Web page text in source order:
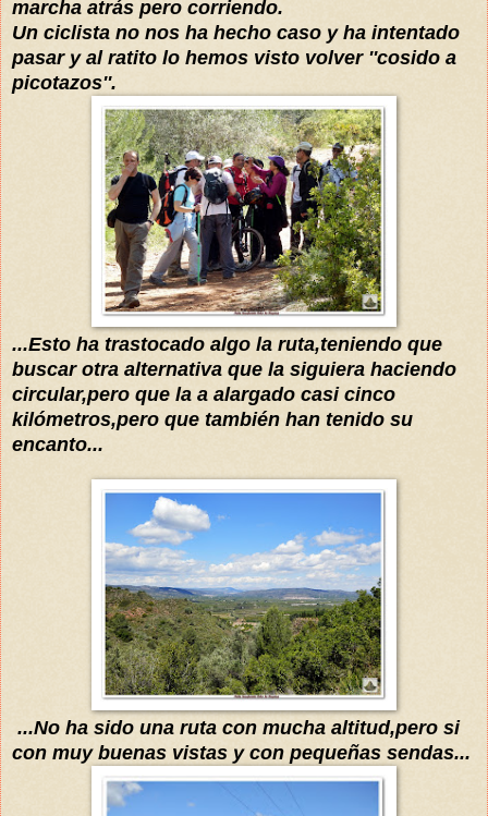
marcha atrás pero corriendo.
Un ciclista no nos ha hecho caso y ha intentado
pasar y al ratito lo hemos visto volver ''cosido a
picotazos''.
...Esto ha trastocado algo la ruta,teniendo que
buscar otra alternativa que la siguiera haciendo
circular,pero que la a alargado casi cinco
kilómetros,pero que también han tenido su
encanto...
...No ha sido una ruta con mucha altitud,pero si
con muy buenas vistas y con pequeñas sendas...